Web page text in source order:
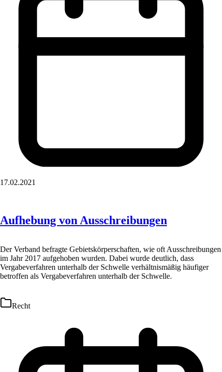
17.02.2021
Aufhebung von Ausschreibungen
Der Verband befragte Gebietskörperschaften, wie oft Ausschreibungen
im Jahr 2017 aufgehoben wurden. Dabei wurde deutlich, dass
Vergabeverfahren unterhalb der Schwelle verhältnismäßig häufiger
betroffen als Vergabeverfahren unterhalb der Schwelle.
Recht